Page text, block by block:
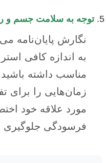
توجه به سلامت جسم و
نگارش پایان‌نامه
به اندازه کافی
مناسب داشته باشید
زمان‌هایی را برای
مورد علاقه خود
فرسودگی جلوگیری